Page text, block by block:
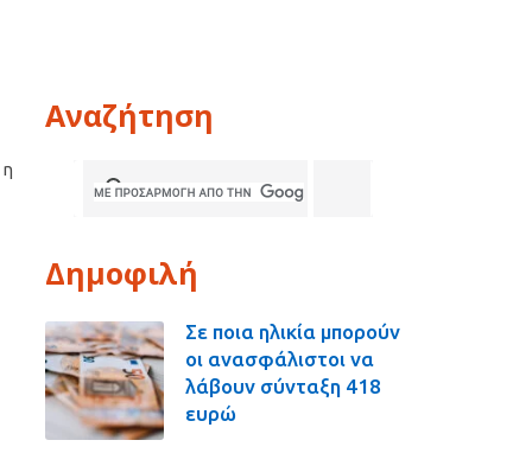
Αναζήτηση
Δημοφιλή
Σε ποια ηλικία μπορούν
οι ανασφάλιστοι να
λάβουν σύνταξη 418
ευρώ